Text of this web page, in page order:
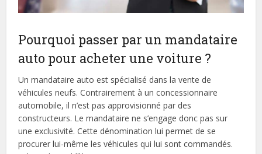
Pourquoi passer par un mandataire
auto pour acheter une voiture ?
Un mandataire auto est spécialisé dans la vente de
véhicules neufs. Contrairement à un concessionnaire
automobile, il n’est pas approvisionné par des
constructeurs. Le mandataire ne s’engage donc pas sur
une exclusivité. Cette dénomination lui permet de se
procurer lui-même les véhicules qui lui sont commandés.